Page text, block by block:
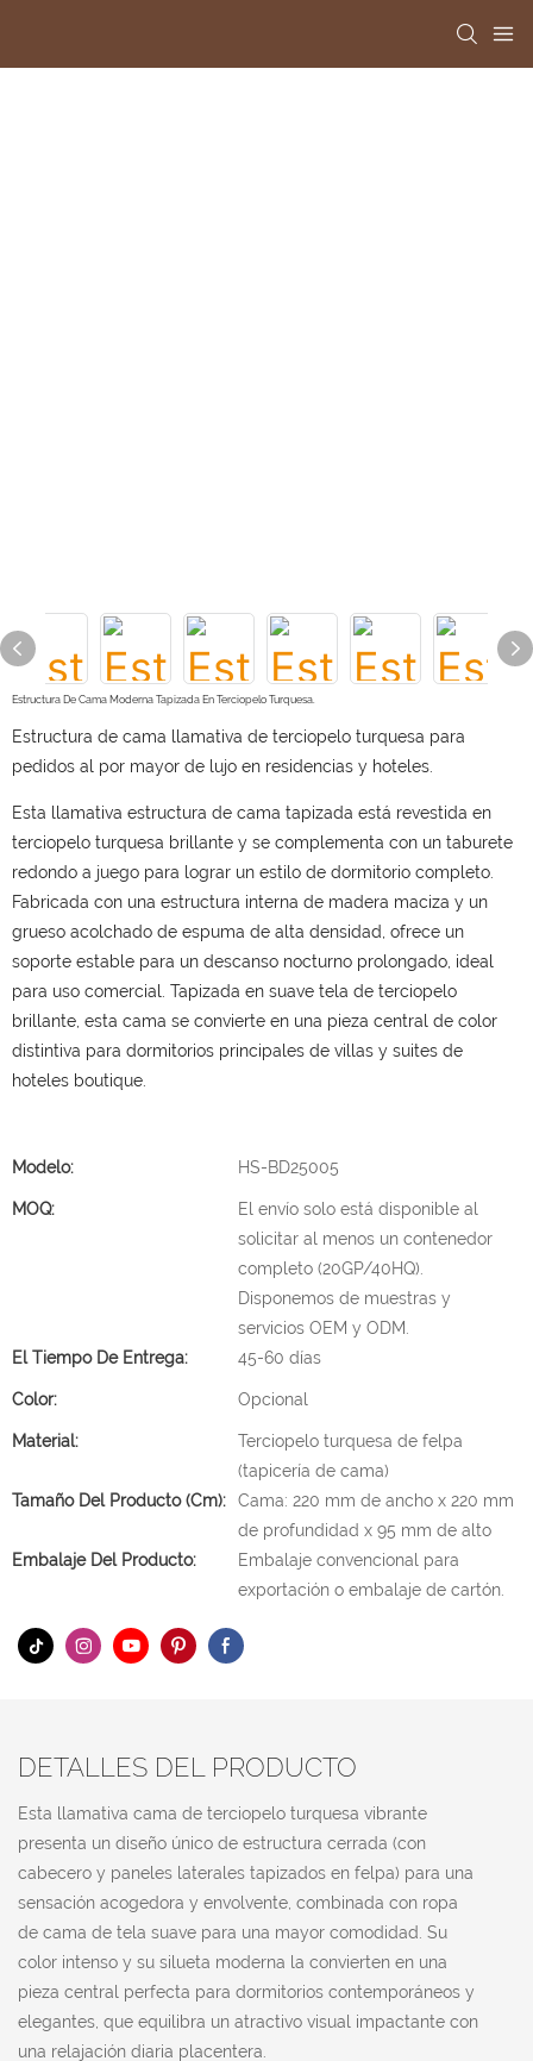
Estructura De Cama Moderna Tapizada En Terciopelo Turquesa.
Estructura de cama llamativa de terciopelo turquesa para
pedidos al por mayor de lujo en residencias y hoteles.
Esta llamativa estructura de cama tapizada está revestida en
terciopelo turquesa brillante y se complementa con un taburete
redondo a juego para lograr un estilo de dormitorio completo.
Fabricada con una estructura interna de madera maciza y un
grueso acolchado de espuma de alta densidad, ofrece un
soporte estable para un descanso nocturno prolongado, ideal
para uso comercial. Tapizada en suave tela de terciopelo
brillante, esta cama se convierte en una pieza central de color
distintiva para dormitorios principales de villas y suites de
hoteles boutique.
Modelo: HS-BD25005
MOQ:
El envío solo está disponible al
solicitar al menos un contenedor
completo (20GP/40HQ).
Disponemos de muestras y
servicios OEM y ODM.
El Tiempo De Entrega:
45-60 días
Color: Opcional
Material:
Terciopelo turquesa de felpa
(tapicería de cama)
Tamaño Del Producto (cm):
Cama: 220 mm de ancho x 220 mm
de profundidad x 95 mm de alto
Embalaje Del Producto:
Embalaje convencional para
exportación o embalaje de cartón.
DETALLES DEL PRODUCTO
Esta llamativa cama de terciopelo turquesa vibrante
presenta un diseño único de estructura cerrada (con
cabecero y paneles laterales tapizados en felpa) para una
sensación acogedora y envolvente, combinada con ropa
de cama de tela suave para una mayor comodidad. Su
color intenso y su silueta moderna la convierten en una
pieza central perfecta para dormitorios contemporáneos y
elegantes, que equilibra un atractivo visual impactante con
una relajación diaria placentera.